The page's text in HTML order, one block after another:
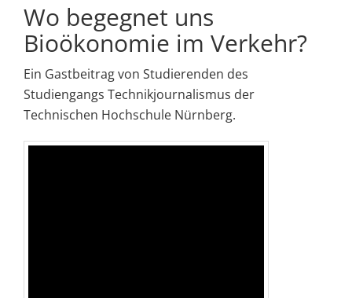
Wo begegnet uns
Bioökonomie im Verkehr?
Ein Gastbeitrag von Studierenden des
Studiengangs Technikjournalismus der
Technischen Hochschule Nürnberg.